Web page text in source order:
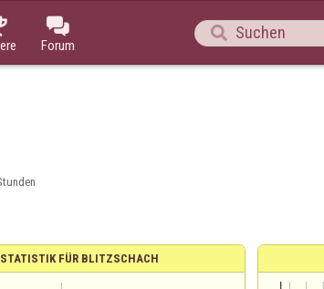

Forum

STATISTIK FÜR BLITZSCHACH